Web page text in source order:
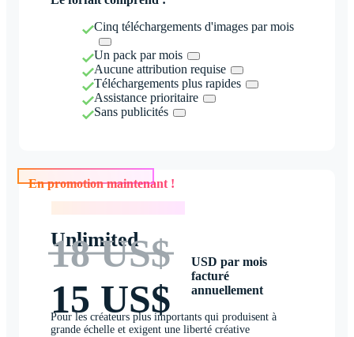
Cinq téléchargements d'images par mois
Un pack par mois
Aucune attribution requise
Téléchargements plus rapides
Assistance prioritaire
Sans publicités
En promotion maintenant !
Unlimited
18 US$
15 US$
USD par mois
facturé
annuellement
Pour les créateurs plus importants qui produisent à
grande échelle et exigent une liberté créative